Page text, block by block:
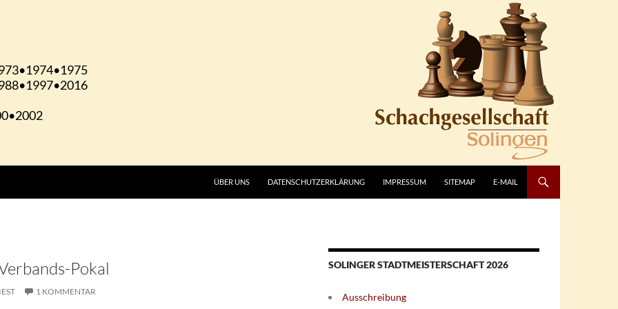
ÜBER UNS DATENSCHUTZERKLÄRUNG IMPRESSUM SITEMAP E-MAIL
Pokal
1 KOMMENTAR
SOLINGER STADTMEISTERSCHAFT 2026
Ausschreibung